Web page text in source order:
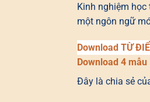
Kinh nghiệm
một ngôn ngữ
Download TỪ
Download 4
Đây là chia sẻ